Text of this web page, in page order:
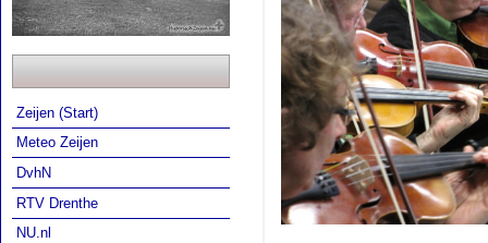
Zeijen (Start)
Meteo Zeijen
DvhN
RTV Drenthe
NU.nl